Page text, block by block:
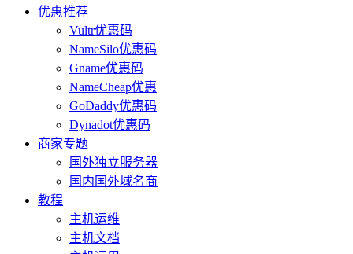
优惠推荐
Vultr优惠码
NameSilo优惠码
Gname优惠码
NameCheap优惠
GoDaddy优惠码
Dynadot优惠码
商家专题
国外独立服务器
国内国外域名商
教程
主机运维
主机文档